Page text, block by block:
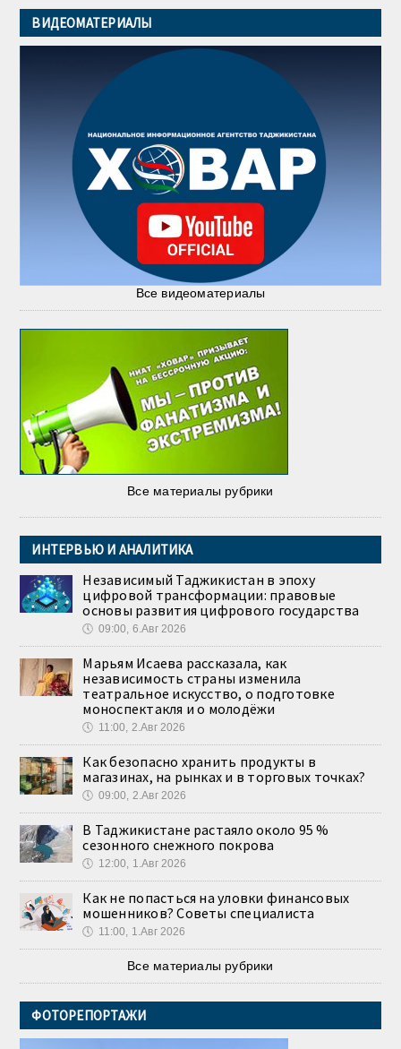
ВИДЕОМАТЕРИАЛЫ
Все видеоматериалы
Все материалы рубрики
ИНТЕРВЬЮ И АНАЛИТИКА
Независимый Таджикистан в эпоху
цифровой трансформации: правовые
основы развития цифрового государства
🕔 09:00, 6.Авг 2026
Марьям Исаева рассказала, как
независимость страны изменила
театральное искусство, о подготовке
моноспектакля и о молодёжи
🕔 11:00, 2.Авг 2026
Как безопасно хранить продукты в
магазинах, на рынках и в торговых точках?
🕔 09:00, 2.Авг 2026
В Таджикистане растаяло около 95 %
сезонного снежного покрова
🕔 12:00, 1.Авг 2026
Как не попасться на уловки финансовых
мошенников? Советы специалиста
🕔 11:00, 1.Авг 2026
Все материалы рубрики
ФОТОРЕПОРТАЖИ